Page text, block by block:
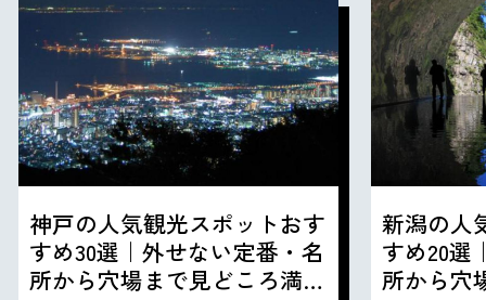
神戸の人気観光スポットおす
すめ30選｜外せない定番・名
所から穴場まで見どころ満載
新潟の人
すめ20選
所から穴